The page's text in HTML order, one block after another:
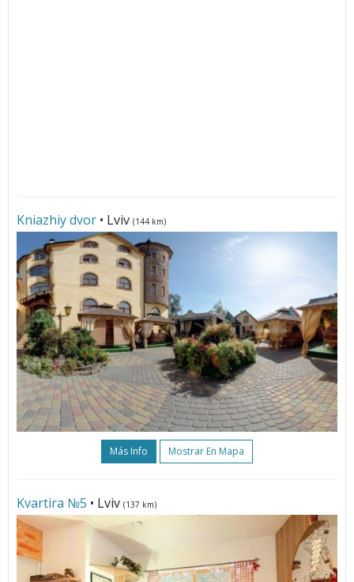
Kniazhiy dvor • Lviv (144 km)
Más Info Mostrar En Mapa
Kvartira №5 • Lviv (137 km)